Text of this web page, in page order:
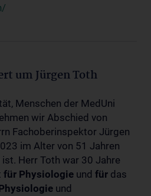
um Jürgen Toth
Menschen der MedUni
wir Abschied von
Fachoberinspektor Jürgen
im Alter von 51 Jahren
Herr Toth war 30 Jahre
für Physiologie und für das
und